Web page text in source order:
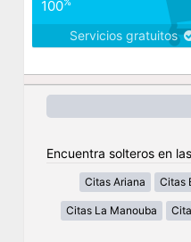
100
Servicios gratuitos
Encuentra solteros en
Citas Ariana Citas
Citas La Manouba